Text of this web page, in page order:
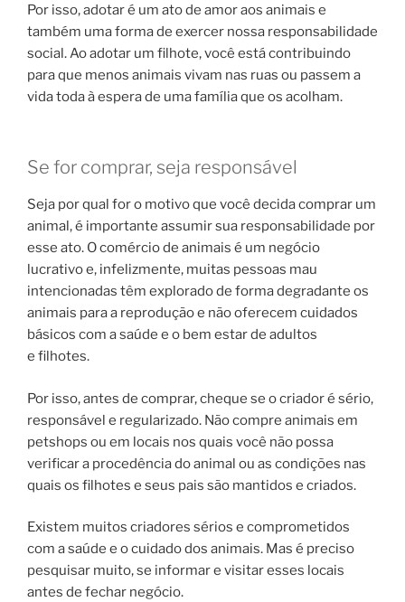
Por isso, adotar é um ato de amor aos animais e
também uma forma de exercer nossa responsabilidade
social. Ao adotar um filhote, você está contribuindo
para que menos animais vivam nas ruas ou passem a
vida toda à espera de uma família que os acolham.
Se for comprar, seja responsável
Seja por qual for o motivo que você decida comprar um
animal, é importante assumir sua responsabilidade por
esse ato. O comércio de animais é um negócio
lucrativo e, infelizmente, muitas pessoas mau
intencionadas têm explorado de forma degradante os
animais para a reprodução e não oferecem cuidados
básicos com a saúde e o bem estar de adultos
e filhotes.
Por isso, antes de comprar, cheque se o criador é sério,
responsável e regularizado. Não compre animais em
petshops ou em locais nos quais você não possa
verificar a procedência do animal ou as condições nas
quais os filhotes e seus pais são mantidos e criados.
Existem muitos criadores sérios e comprometidos
com a saúde e o cuidado dos animais. Mas é preciso
pesquisar muito, se informar e visitar esses locais
antes de fechar negócio.